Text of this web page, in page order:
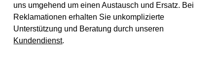
uns umgehend um einen Austausch und Ersatz. Bei
Reklamationen erhalten Sie unkomplizierte
Unterstützung und Beratung durch unseren
Kundendienst.